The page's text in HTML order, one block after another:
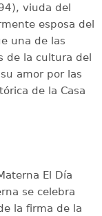
viuda del
esposa del
una de las
de la cultura del
amor por las
de la Casa
El Día
se celebra
la firma de la